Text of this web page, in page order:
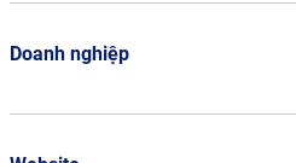
Doanh nghiệp